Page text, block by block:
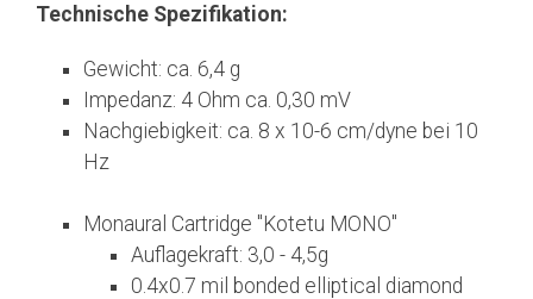
Technische Spezifikation:
Gewicht: ca. 6,4 g
Impedanz: 4 Ohm ca. 0,30 mV
Nachgiebigkeit: ca. 8 x 10-6 cm/dyne bei 10
Hz
Monaural Cartridge "Kotetu MONO"
Auflagekraft: 3,0 - 4,5g
0.4x0.7 mil bonded elliptical diamond